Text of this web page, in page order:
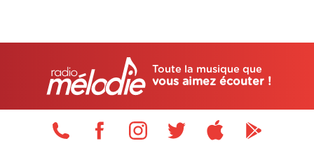
Toute la musique que
vous aimez écouter !